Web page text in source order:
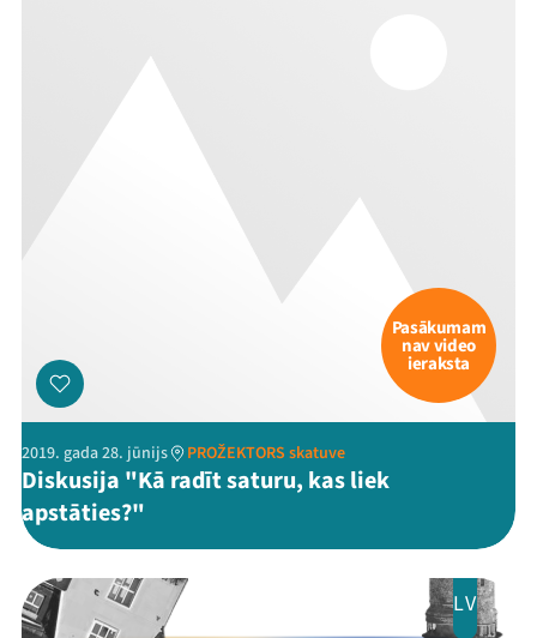
Instagram
Flick TikTok
Pasākumam
nav video
ieraksta
2019. gada 28. jūnijs PROŽEKTORS skatuve
Diskusija "Kā radīt saturu, kas liek
apstāties?"
LV